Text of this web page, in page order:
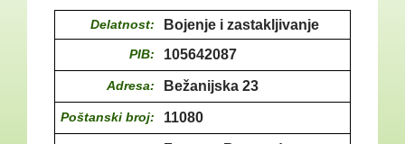
Delatnost: Bojenje i zastakljivanje
PIB: 105642087
Adresa: Bežanijska 23
Poštanski broj: 11080